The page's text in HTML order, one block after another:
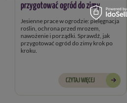
przygotować ogród do zimy
Jesienne prace w ogrodzie: pielęgnacja
roślin, ochrona przed mrozem,
nawożenie i porządki. Sprawdź, jak
przygotować ogród do zimy krok po
kroku.
CZYTAJ WIĘCEJ